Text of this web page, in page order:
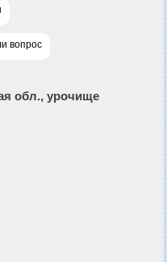
вопрос
обл., урочище